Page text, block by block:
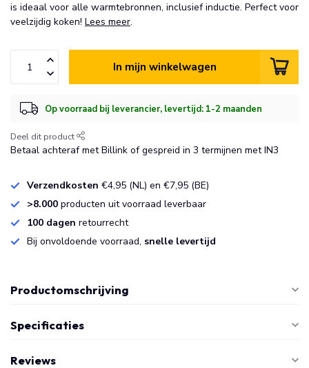
is ideaal voor alle warmtebronnen, inclusief inductie. Perfect voor
veelzijdig koken! Lees meer.
In mijn winkelwagen
Op voorraad bij leverancier, levertijd: 1-2 maanden
Deel dit product
Betaal achteraf met Billink of gespreid in 3 termijnen met IN3
Verzendkosten €4,95 (NL) en €7,95 (BE)
>8.000 producten uit voorraad leverbaar
100 dagen retourrecht
Bij onvoldoende voorraad, snelle levertijd
Productomschrijving
Specificaties
Reviews